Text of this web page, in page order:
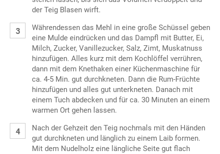
der Teig Blasen wirft.
Währendessen das Mehl in eine große Schüssel geben
eine Mulde eindrücken und das Dampfl mit Butter, Ei,
Milch, Zucker, Vanillezucker, Salz, Zimt, Muskatnuss
hinzufügen. Alles kurz mit dem Kochlöffel verrühren,
dann mit dem Knethaken einer Küchenmaschine für
ca. 4-5 Min. gut durchkneten. Dann die Rum-Früchte
hinzufügen und alles gut unterkneten. Danach mit
einem Tuch abdecken und für ca. 30 Minuten an einem
warmen Ort gehen lassen.
Nach der Gehzeit den Teig nochmals mit den Händen
gut durchkneten und länglich zu einem Laib formen.
Mit dem Nudelholz eine längliche Seite gut flach